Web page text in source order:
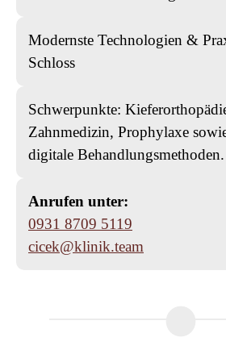
Modernste Technologien &
Schloss
Schwerpunkte:
Zahnmedizin, Prophylaxe
digitale Behandlungsmethoden.
Anrufen unter:
0931 8709 5119
cicek@klinik.team